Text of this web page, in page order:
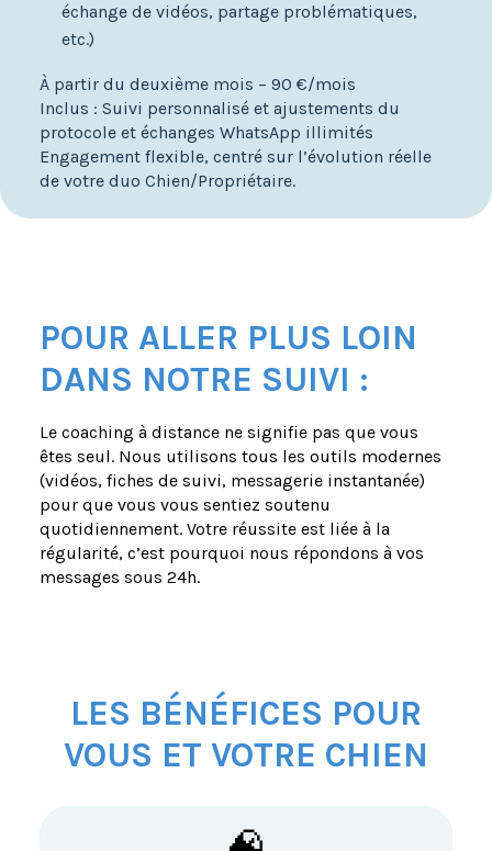
échange de vidéos, partage problématiques,
etc.)
À partir du deuxième mois – 90 €/mois
Inclus : Suivi personnalisé et ajustements du
protocole et échanges WhatsApp illimités
Engagement flexible, centré sur l’évolution réelle
de votre duo Chien/Propriétaire.
POUR ALLER PLUS LOIN
DANS NOTRE SUIVI :
Le coaching à distance ne signifie pas que vous
êtes seul. Nous utilisons tous les outils modernes
(vidéos, fiches de suivi, messagerie instantanée)
pour que vous vous sentiez soutenu
quotidiennement. Votre réussite est liée à la
régularité, c’est pourquoi nous répondons à vos
messages sous 24h.
LES BÉNÉFICES POUR
VOUS ET VOTRE CHIEN